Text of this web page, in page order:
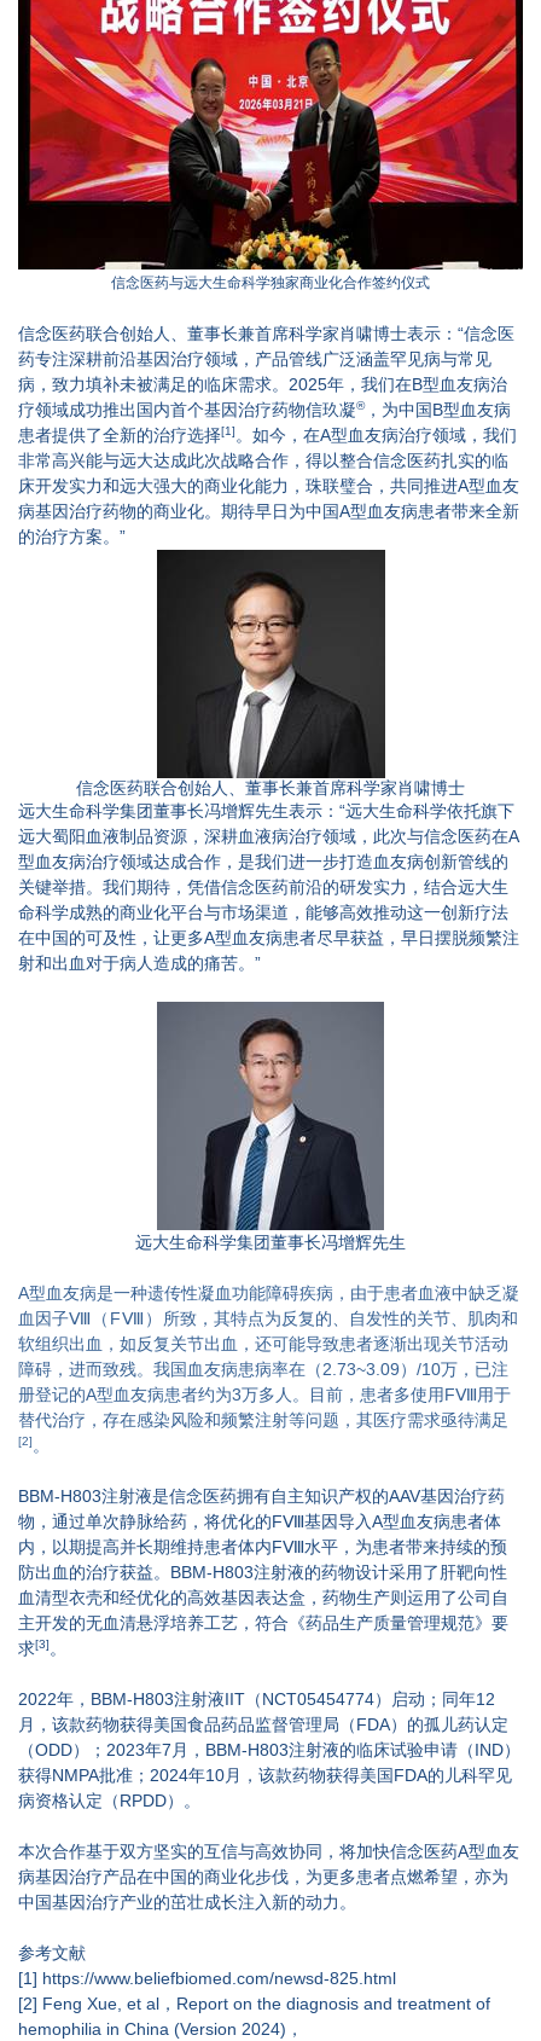
信念医药与远大生命科学独家商业化合作签约仪式
信念医药联合创始人、董事长兼首席科学家肖啸博士表示：“信念医
药专注深耕前沿基因治疗领域，产品管线广泛涵盖罕见病与常见
病，致力填补未被满足的临床需求。2025年，我们在B型血友病治
疗领域成功推出国内首个基因治疗药物信玖凝®，为中国B型血友病
患者提供了全新的治疗选择[1]。如今，在A型血友病治疗领域，我们
非常高兴能与远大达成此次战略合作，得以整合信念医药扎实的临
床开发实力和远大强大的商业化能力，珠联璧合，共同推进A型血友
病基因治疗药物的商业化。期待早日为中国A型血友病患者带来全新
的治疗方案。”
信念医药联合创始人、董事长兼首席科学家肖啸博士
远大生命科学集团董事长冯增辉先生表示：“远大生命科学依托旗下
远大蜀阳血液制品资源，深耕血液病治疗领域，此次与信念医药在A
型血友病治疗领域达成合作，是我们进一步打造血友病创新管线的
关键举措。我们期待，凭借信念医药前沿的研发实力，结合远大生
命科学成熟的商业化平台与市场渠道，能够高效推动这一创新疗法
在中国的可及性，让更多A型血友病患者尽早获益，早日摆脱频繁注
射和出血对于病人造成的痛苦。”
远大生命科学集团董事长冯增辉先生
A型血友病是一种遗传性凝血功能障碍疾病，由于患者血液中缺乏凝
血因子Ⅷ（FⅧ） 所致，其特点为反复的、自发性的关节、肌肉和
软组织出血，如反复关节出血，还可能导致患者逐渐出现关节活动
障碍，进而致残。我国血友病患病率在（2.73~3.09）/10万，已注
册登记的A型血友病患者约为3万多人。目前，患者多使用FⅧ用于
替代治疗，存在感染风险和频繁注射等问题，其医疗需求亟待满足
[2]。
BBM-H803注射液是信念医药拥有自主知识产权的AAV基因治疗药
物，通过单次静脉给药，将优化的FⅧ基因导入A型血友病患者体
内，以期提高并长期维持患者体内FⅧ水平，为患者带来持续的预
防出血的治疗获益。BBM-H803注射液的药物设计采用了肝靶向性
血清型衣壳和经优化的高效基因表达盒，药物生产则运用了公司自
主开发的无血清悬浮培养工艺，符合《药品生产质量管理规范》要
求[3]。
2022年，BBM-H803注射液IIT（NCT05454774）启动；同年12
月，该款药物获得美国食品药品监督管理局（FDA）的孤儿药认定
（ODD）；2023年7月，BBM-H803注射液的临床试验申请（IND）
获得NMPA批准；2024年10月，该款药物获得美国FDA的儿科罕见
病资格认定（RPDD）。
本次合作基于双方坚实的互信与高效协同，将加快信念医药A型血友
病基因治疗产品在中国的商业化步伐，为更多患者点燃希望，亦为
中国基因治疗产业的茁壮成长注入新的动力。
参考文献
[1] https://www.beliefbiomed.com/newsd-825.html
[2] Feng Xue, et al，Report on the diagnosis and treatment of
hemophilia in China (Version 2024)，